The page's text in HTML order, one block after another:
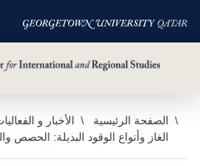
تخطي
المحتوى
الصفحة الرئيسية الأخبار و
الغاز وأنواع الوقود البديلة: الحصص